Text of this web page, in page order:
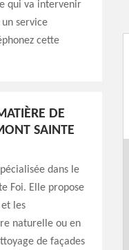
qui va intervenir
service
cette
DE
SAINTE
dans le
Foi. Elle propose
les
naturelle ou en
de façades